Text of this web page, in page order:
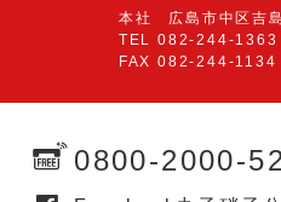
本社 広島市中区吉
TEL 082-244-1363
FAX 082-244-1134
0800-2000-